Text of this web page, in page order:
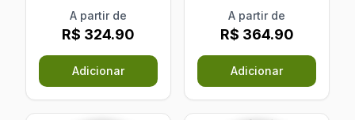
A partir de
R$ 324.90
Adicionar
A partir de
R$ 364.90
Adicionar